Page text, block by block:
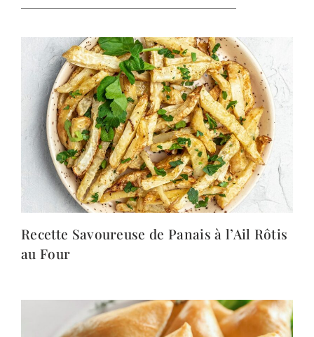
Recette Savoureuse de Panais à l’Ail Rôtis
au Four